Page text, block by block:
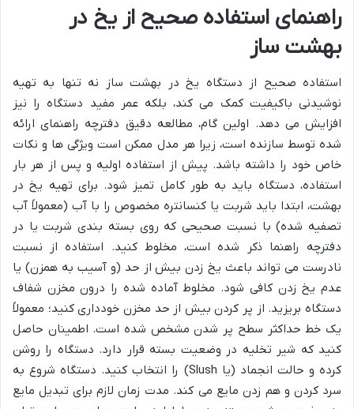
راهنمای استفاده صحیح از یخ در
بهشت ساز
استفاده صحیح از دستگاه یخ در بهشت ساز نه تنها به تهیه
نوشیدنی باکیفیت کمک می کند، بلکه عمر مفید دستگاه را نیز
افزایش می دهد. اولین گام، مطالعه دقیق دفترچه راهنمای ارائه
شده توسط سازنده است، زیرا هر مدل ممکن است ویژگی ها و نکات
خاص خود را داشته باشد. پیش از استفاده اولیه و پس از هر بار
استفاده، دستگاه باید به طور کامل تمیز شود. برای تهیه یخ در
بهشت، ابتدا باید شربت یا کنسانتره مخصوص را با آب (معمولاً آب
تصفیه شده) با نسبت صحیحی که روی بسته بندی شربت یا در
دفترچه راهنما ذکر شده است، مخلوط کنید. استفاده از نسبت
نادرست می تواند باعث یخ زدن بیش از حد (و آسیب به همزن) یا
عدم یخ زدن کافی شود. مخلوط آماده شده را درون مخزن شفاف
دستگاه بریزید. از پر کردن بیش از حد مخزن خودداری کنید؛ معمولاً
یک خط حداکثر سطح پر شدن مشخص شده است. اطمینان حاصل
کنید که شیر تخلیه در وضعیت بسته قرار دارد. دستگاه را روشن
کرده و حالت انجماد (یا Slush) را انتخاب کنید. دستگاه شروع به
سرد کردن و هم زدن مایع می کند. مدت زمان لازم برای تبدیل مایع